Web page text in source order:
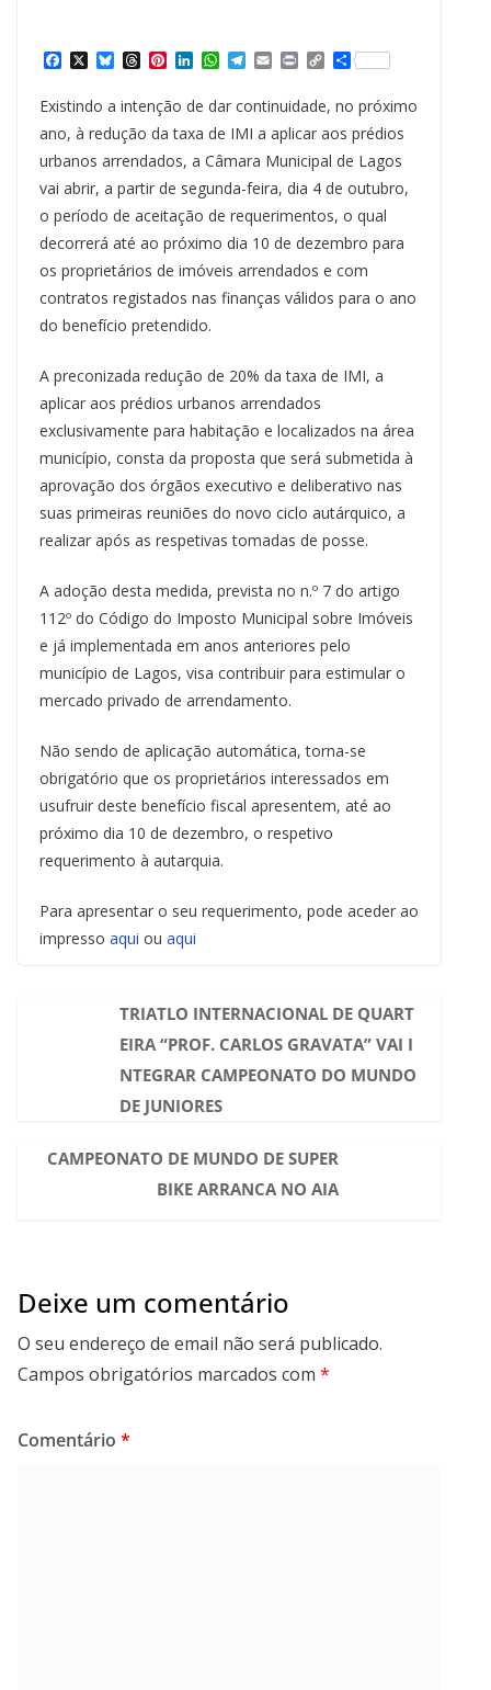
c
e
b
o
o
k
X B
u
e
s
k
y
T
e
a
s
P
n
t
e
e
s
t
L
n
k
e
I
n
W
t
s
p
p
T
e
g
a
m
E
i
l
P
i
n
t
C
y
L
n
k
S
r
e
Existindo a intenção de dar continuidade, no próximo
ano, à redução da taxa de IMI a aplicar aos prédios
urbanos arrendados, a Câmara Municipal de Lagos
vai abrir, a partir de segunda-feira, dia 4 de outubro,
o período de aceitação de requerimentos, o qual
decorrerá até ao próximo dia 10 de dezembro para
os proprietários de imóveis arrendados e com
contratos registados nas finanças válidos para o ano
do benefício pretendido.
A preconizada redução de 20% da taxa de IMI, a
aplicar aos prédios urbanos arrendados
exclusivamente para habitação e localizados na área
município, consta da proposta que será submetida à
aprovação dos órgãos executivo e deliberativo nas
suas primeiras reuniões do novo ciclo autárquico, a
realizar após as respetivas tomadas de posse.
A adoção desta medida, prevista no n.º 7 do artigo
112º do Código do Imposto Municipal sobre Imóveis
e já implementada em anos anteriores pelo
município de Lagos, visa contribuir para estimular o
mercado privado de arrendamento.
Não sendo de aplicação automática, torna-se
obrigatório que os proprietários interessados em
usufruir deste benefício fiscal apresentem, até ao
próximo dia 10 de dezembro, o respetivo
requerimento à autarquia.
Para apresentar o seu requerimento, pode aceder ao
impresso aqui ou aqui
TRIATLO INTERNACIONAL DE QUART
EIRA “PROF. CARLOS GRAVATA” VAI I
NTEGRAR CAMPEONATO DO MUNDO
DE JUNIORES
CAMPEONATO DE MUNDO DE SUPER
BIKE ARRANCA NO AIA
Deixe um comentário
O seu endereço de email não será publicado.
Campos obrigatórios marcados com *
Comentário *